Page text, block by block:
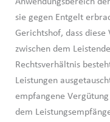
sie gegen Entgelt
Gerichtshof, dass
zwischen dem
Rechtsverhältnis
Leistungen
empfangene
dem